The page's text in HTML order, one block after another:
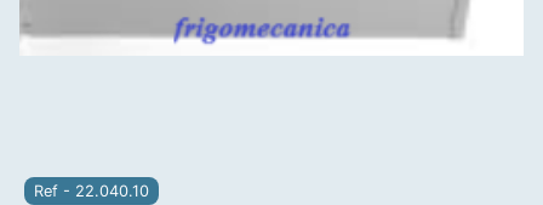
Ref - 22.040.10